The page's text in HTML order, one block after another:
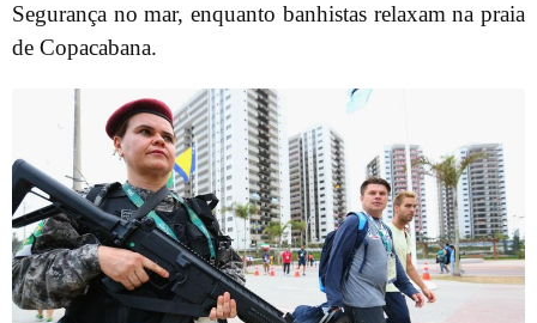
Segurança no mar, enquanto banhistas relaxam na praia
de Copacabana.